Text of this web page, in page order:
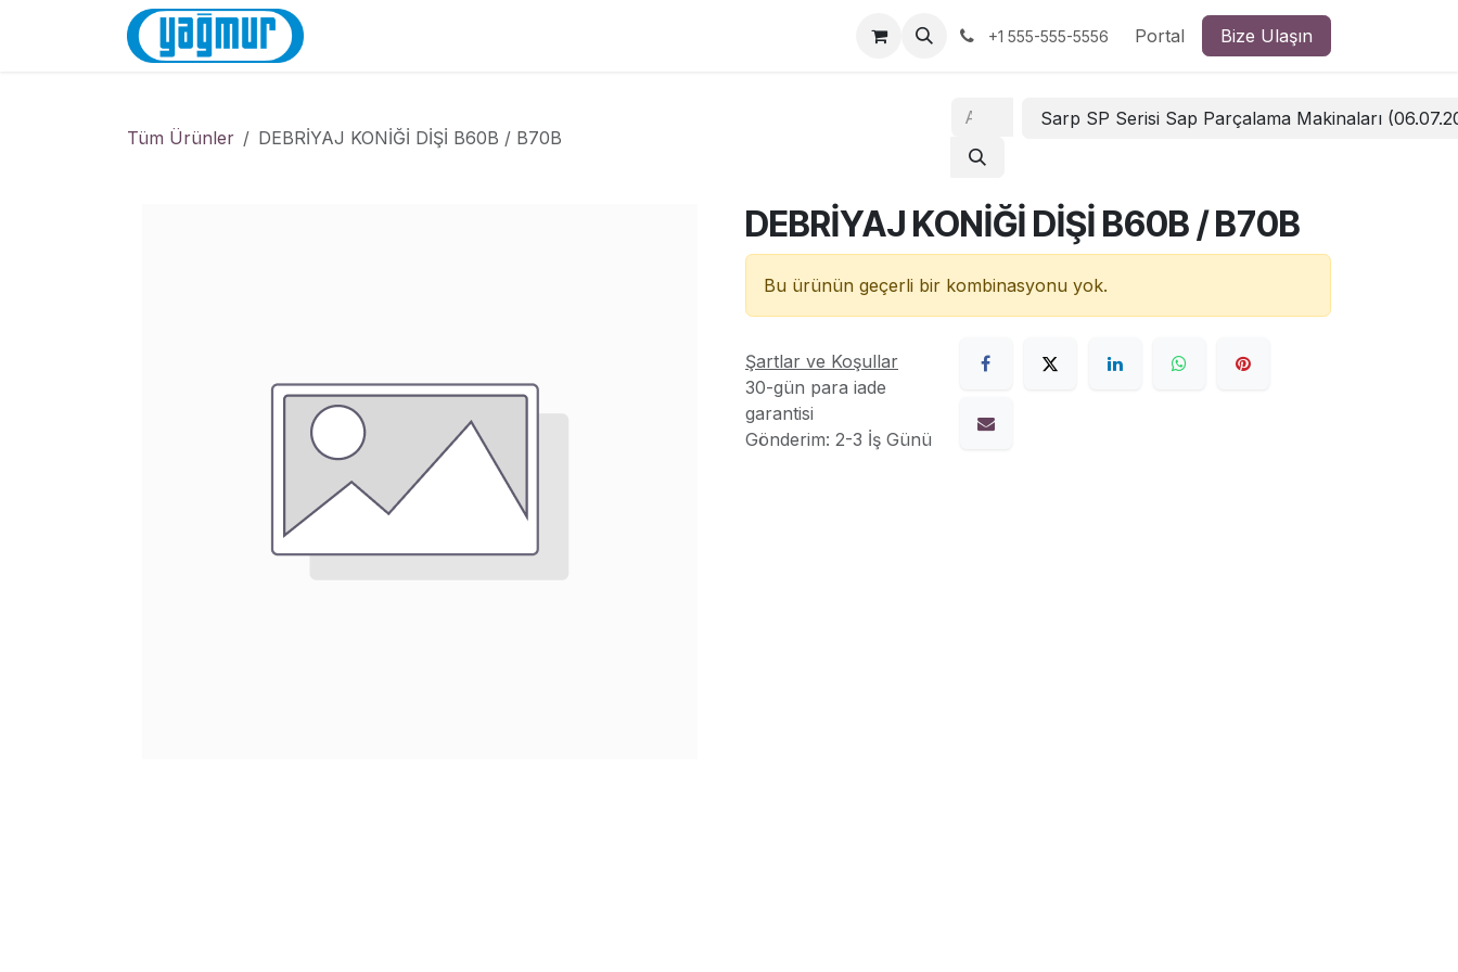
+1 555-555-5556 Portal Bize Ulaşın
Tüm Ürünler DEBRİYAJ KONİĞİ DİŞİ B60B / B70B
Sarp SP Serisi Sap Parçalama Makinaları
DEBRİYAJ KONİĞİ DİŞİ B60B / B70B
Bu ürünün geçerli bir kombinasyonu yok.
Şartlar ve Koşullar
30-gün para iade
garantisi
Gönderim: 2-3 İş Günü